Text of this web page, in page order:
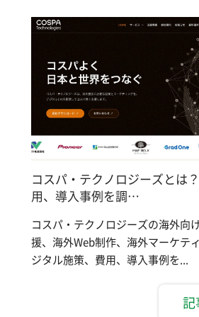
コスパ・テクノロジーズとは
用、導入事例を調…
コスパ・テクノロジーズの海外向
援、海外Web制作、海外マーケテ
ジタル施策、費用、導入事例を...